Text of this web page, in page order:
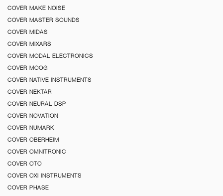
COVER MAKE NOISE
COVER MASTER SOUNDS
COVER MIDAS
COVER MIXARS
COVER MODAL ELECTRONICS
COVER MOOG
COVER NATIVE INSTRUMENTS
COVER NEKTAR
COVER NEURAL DSP
COVER NOVATION
COVER NUMARK
COVER OBERHEIM
COVER OMNITRONIC
COVER OTO
COVER OXI INSTRUMENTS
COVER PHASE